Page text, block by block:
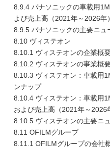
8.9.4 パナソニックの車載用
よび売上高（2021年～2026年）
8.9.5 パナソニックの主要ニュ
8.10 ヴィステオン
8.10.1 ヴィステオンの企業概
8.10.2 ヴィステオンの事業概
8.10.3 ヴィステオン：車載用
ンナップ
8.10.4 ヴィステオン：車載用
および売上高（2021年～2026
8.10.5 ヴィステオンの主要ニ
8.11 OFILMグループ
8.11.1 OFILMグループの会社